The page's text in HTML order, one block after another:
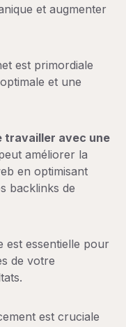
et augmenter
est primordiale
et une
travailler avec une
améliorer la
en optimisant
backlinks de
est essentielle pour
de votre
est cruciale